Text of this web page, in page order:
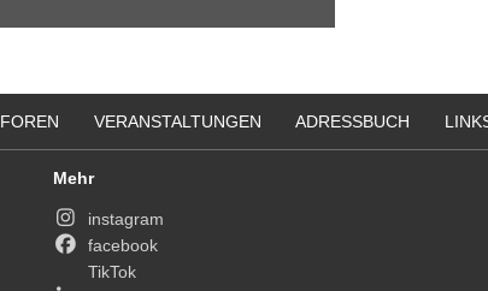
FOREN VERANSTALTUNGEN ADRESSBUCH
Mehr
instagram
facebook
TikTok